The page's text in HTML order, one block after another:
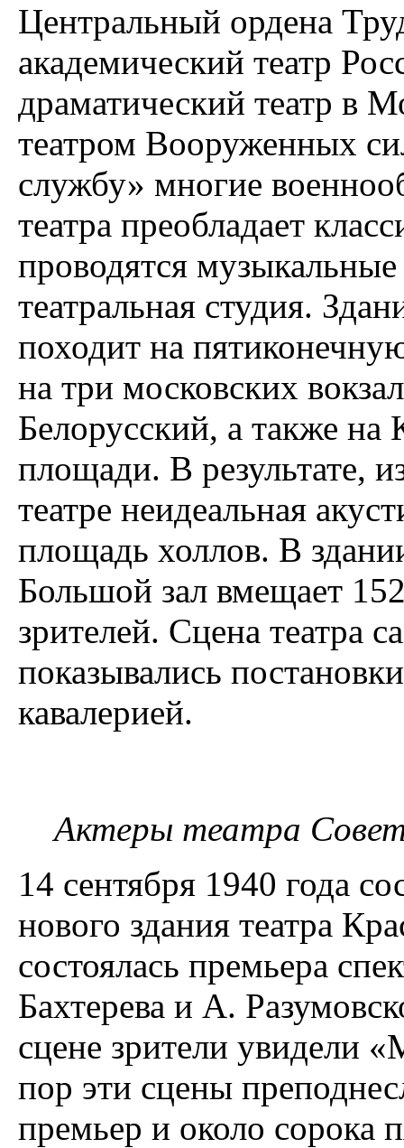
Центральный ордена
академический театр
драматический театр в
театром Вооруженных
службу» многие
театра преобладает
проводятся музыкальные
театральная студия.
походит на
на три московских
Белорусский, а также
площади. В результате,
театре неидеальная
площадь холлов. В
Большой зал вмещает
зрителей. Сцена театра
показывались
кавалерией.
Актеры театра
14 сентября 1940 года
нового здания театра
состоялась премьера
Бахтерева и А.
сцене зрители увидели
пор эти сцены
премьер и около сорока